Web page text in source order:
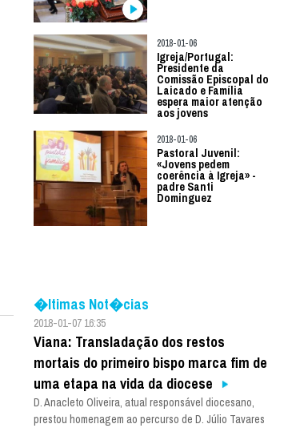
2018-01-06
Igreja/Portugal:
Presidente da
Comissão Episcopal do
Laicado e Família
espera maior atenção
aos jovens
2018-01-06
Pastoral Juvenil:
«Jovens pedem
coerência à Igreja» -
padre Santi
Dominguez
�ltimas Not�cias
2018-01-07 16:35
Viana: Transladação dos restos
mortais do primeiro bispo marca fim de
uma etapa na vida da diocese
D. Anacleto Oliveira, atual responsável diocesano,
prestou homenagem ao percurso de D. Júlio Tavares